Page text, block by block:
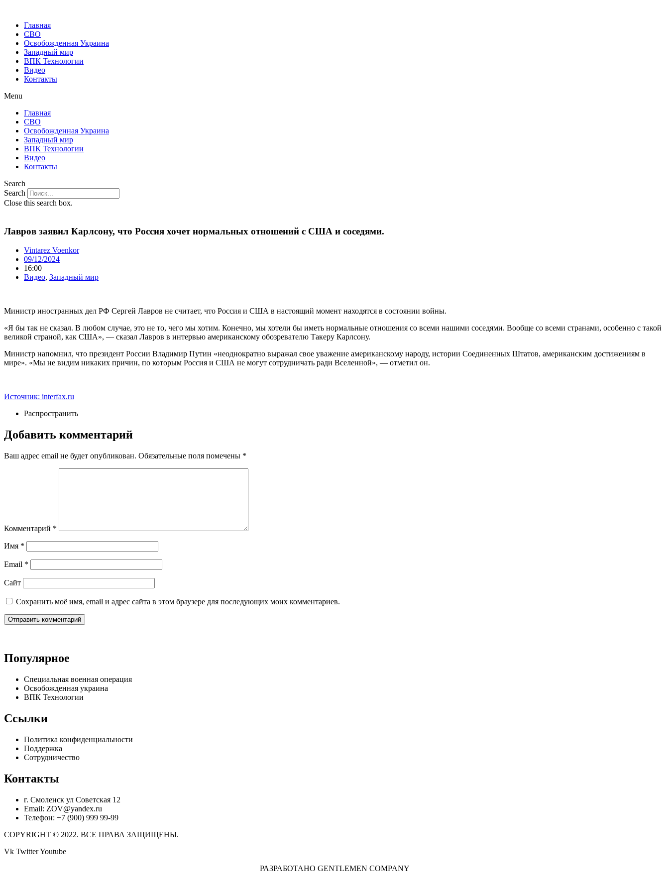
Главная
СВО
Освобожденная Украина
Западный мир
ВПК Технологии
Видео
Контакты
Menu
Главная
СВО
Освобожденная Украина
Западный мир
ВПК Технологии
Видео
Контакты
Search
Search
Close this search box.
Лавров заявил Карлсону, что Россия хочет нормальных отношений с США и соседями.
Vintarez Voenkor
09/12/2024
16:00
Видео, Западный мир
Министр иностранных дел РФ Сергей Лавров не считает, что Россия и США в настоящий момент находятся в состоянии войны.
«Я бы так не сказал. В любом случае, это не то, чего мы хотим. Конечно, мы хотели бы иметь нормальные отношения со всеми нашими соседями. Вообще со всеми странами, особенно с такой
великой страной, как США», — сказал Лавров в интервью американскому обозревателю Такеру Карлсону.
Министр напомнил, что президент России Владимир Путин «неоднократно выражал свое уважение американскому народу, истории Соединенных Штатов, американским достижениям в
мире». «Мы не видим никаких причин, по которым Россия и США не могут сотрудничать ради Вселенной», — отметил он.
Источник: interfax.ru
Распространить
Добавить комментарий
Ваш адрес email не будет опубликован. Обязательные поля помечены *
Комментарий *
Имя *
Email *
Сайт
Сохранить моё имя, email и адрес сайта в этом браузере для последующих моих комментариев.
Популярное
Специальная военная операция
Освобожденная украина
ВПК Технологии
Ссылки
Политика конфиденциальности
Поддержка
Сотрудничество
Контакты
г. Смоленск ул Советская 12
Email: ZOV@yandex.ru
Телефон: +7 (900) 999 99-99
COPYRIGHT © 2022. ВСЕ ПРАВА ЗАЩИЩЕНЫ.
Vk TwitterYoutube
РАЗРАБОТАНО GENTLEMEN COMPANY